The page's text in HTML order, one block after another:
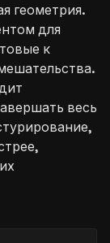
геометрия.
для
к
весь